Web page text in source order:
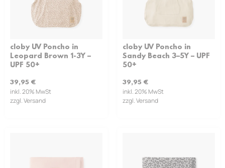
cloby UV Poncho in
Leopard Brown 1-3Y –
UPF 50+
39,95 €
inkl. 20% MwSt
zzgl. Versand
cloby UV Poncho in
Sandy Beach 3–5Y – UPF
50+
39,95 €
inkl. 20% MwSt
zzgl. Versand